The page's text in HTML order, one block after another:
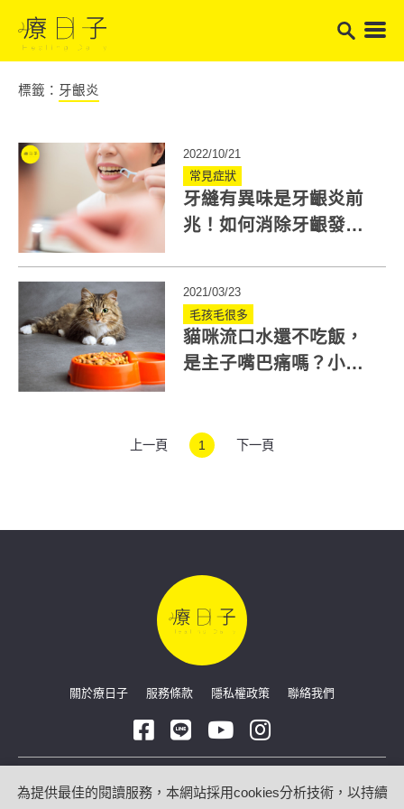
標籤： 牙齦炎
2022/10/21
常見症狀
牙縫有異味是牙齦炎前
兆！如何消除牙齦發
2021/03/23
毛孩毛很多
貓咪流口水還不吃飯，
是主子嘴巴痛嗎？小心
上一頁 1 下一頁
關於療日子 服務條款 隱私權政策 聯絡我們
Copyright © 2026 療日子 HealingDaily
為提供最佳的閱讀服務，本網站採用cookies分析技術，以持續